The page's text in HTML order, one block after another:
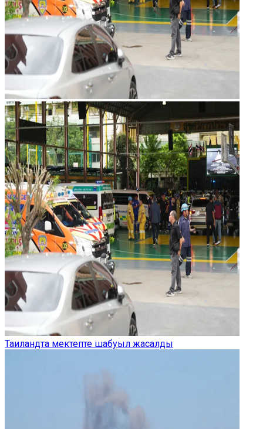
Таиландта мектепте шабуыл жасалды